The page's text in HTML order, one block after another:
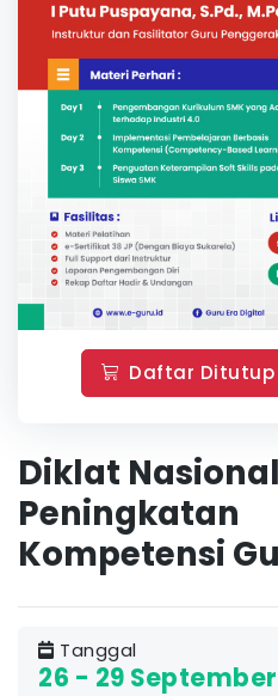
Daftar Ditutup
Diklat
Peningkatan
Kompetensi
Tanggal
26 - 29